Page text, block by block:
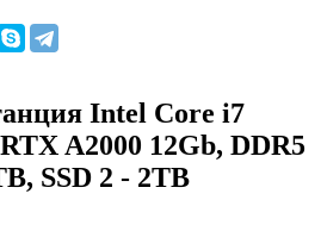
Intel Core i7
A2000 12Gb, DDR5
SSD 2 - 2TB